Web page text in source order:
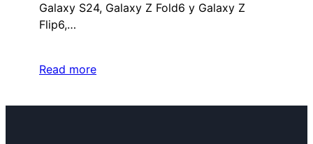
Galaxy S24, Galaxy Z Fold6 y Galaxy Z
Flip6,…
Read more